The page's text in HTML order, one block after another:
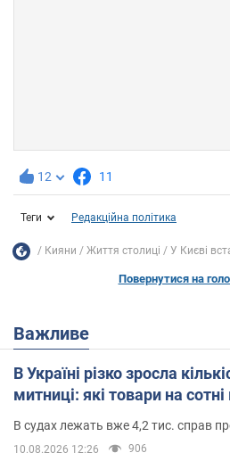
12 11
Теги Редакційна політика
Кияни Життя столиці У Києві
Повернутися на
Важливе
В Україні різко зросла
митниці: які товари на
В судах лежать вже 4,2 тис. справ
10.08.2026 12:26 906